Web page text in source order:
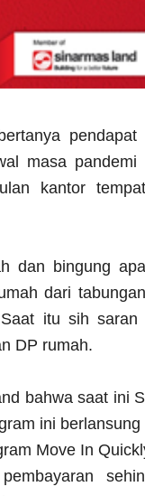
pendapat
masa pandemi
kantor
dan bingung
dari
itu sih saran
DP rumah.
bahwa saat ini
ini berlansung
Move In